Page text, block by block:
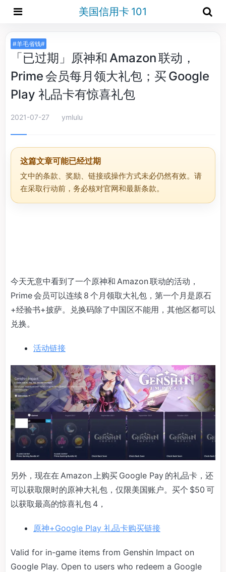
美国信用卡 101
#羊毛省钱#
「已过期」原神和 Amazon 联动，
Prime 会员每月领大礼包；买 Google
Play 礼品卡有惊喜礼包
2021-07-27 ymlulu
这篇文章可能已经过期
文中的条款、奖励、链接或操作方式未必仍然有效。请
在采取行动前，务必核对官网和最新条款。
今天无意中看到了一个原神和 Amazon 联动的活动，
Prime 会员可以连续 8 个月领取大礼包，第一个月是原石
+经验书+披萨。兑换码除了中国区不能用，其他区都可以
兑换。
活动链接
另外，现在在 Amazon 上购买 Google Pay 的礼品卡，还
可以获取限时的原神大礼包，仅限美国账户。买个 $50 可
以获取最高的惊喜礼包 4，
原神+Google Play 礼品卡购买链接
Valid for in-game items from Genshin Impact on
Google Play. Open to users who redeem a Google